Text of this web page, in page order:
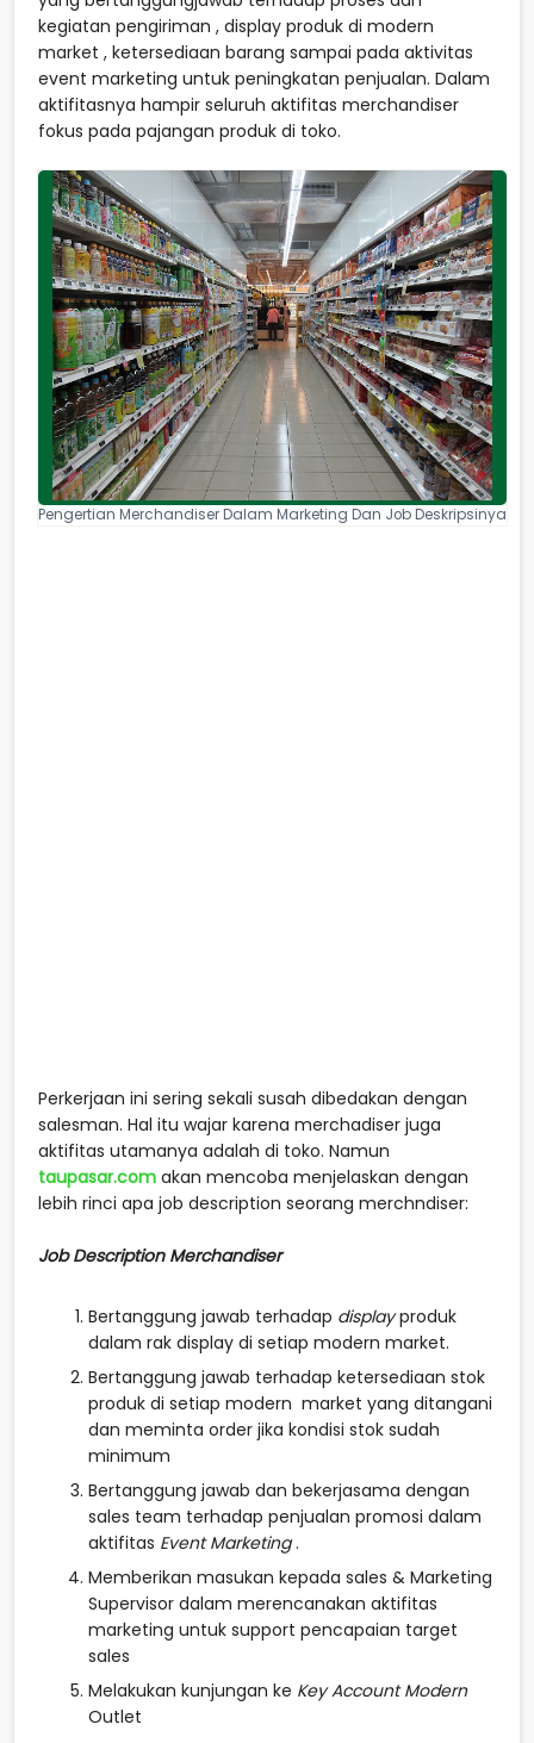
kegiatan pengiriman , display produk di modern
market , ketersediaan barang sampai pada aktivitas
event marketing untuk peningkatan penjualan. Dalam
aktifitasnya hampir seluruh aktifitas merchandiser
fokus pada pajangan produk di toko.
Pengertian Merchandiser Dalam Marketing Dan Job Deskripsinya
Perkerjaan ini sering sekali susah dibedakan dengan
salesman. Hal itu wajar karena merchadiser juga
aktifitas utamanya adalah di toko. Namun
taupasar.com akan mencoba menjelaskan dengan
lebih rinci apa job description seorang merchndiser:
Job Description Merchandiser
Bertanggung jawab terhadap displayproduk
dalam rak display di setiap modern market.
Bertanggung jawab terhadap ketersediaan stok
produk di setiap modern market yang ditangani
dan meminta order jika kondisi stok sudah
minimum
Bertanggung jawab dan bekerjasama dengan
sales team terhadap penjualan promosi dalam
aktifitas Event Marketing.
Memberikan masukan kepada sales & Marketing
Supervisor dalam merencanakan aktifitas
marketing untuk support pencapaian target
sales
Melakukan kunjungan ke Key Account Modern
Outlet